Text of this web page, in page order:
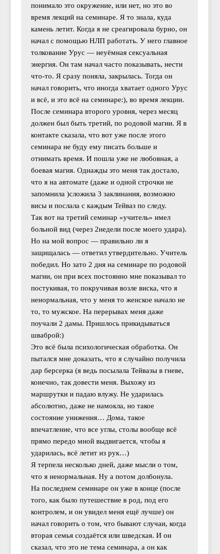
понимало это окружение, или нет, но это во
время лекций на семинаре. Я то знала, куда
камень летит. Когда я не среагировала бурно, он
начал с помощью НЛП работать. У него главное
толкование Урус — неуёмная сексуальная
энергия. Он там начал часто показывать, нести
что-то. Я сразу поняла, закрылась. Тогда он
начал говорить, что иногда хватает одного Урус
и всё, и это всё на семинаре:), во время лекции.
После семинара второго уровня, через месяц
должен был быть третий, по родовой магии. Я в
контакте сказала, что вот уже после этого
семинара не буду ему писать больше и
отнимать время. И пошла уже не любовная, а
боевая магия. Однажды это меня так достало,
что я на автомате (даже и одной строчки не
запомнила )сложила 3 заклинания, возможно
висы и послала с каждым Тейваз по следу.
Так вот на третий семинар «учитель» имел
больной вид (через 2недели после моего удара).
Но на мой вопрос — правильно ли я
защищалась — ответил утвердительно. Учитель
победил. Но зато 2 дня на семинаре по родовой
магии, он при всех постоянно мне показывал то
постукивая, то покручивая возле виска, что я
ненормальная, что у меня то женское начало не
то, то мужское. На перерывах меня даже
поучали 2 дамы. Пришлось прикидываться
шваброй:)
Это всё была психологическая обработка. Он
пытался мне доказать, что я случайно получила
дар берсерка (я ведь посылала Тейвазы в гневе,
конечно, так довести меня. Выхожу из
маршрутки и падаю влужу. Не ударилась
абсолютно, даже не намокла, но такое
состояние унижения… Дома, такое
впечатление, что все углы, столы вообще всё
прямо передо мной выдвигается, чтобы я
ударилась, всё летит из рук…)
Я терпела несколько дней, даже мысли о том,
что я ненормальная. Ну а потом долбонула.
На последнем семинаре он уже в конце (после
того, как было путешествие в род, под его
контролем, и он увидел меня ещё лучше) он
начал говорить о том, что бывают случаи, когда
вторая семья создаётся или шведская. И он
сказал, что это не тема семинара, а он как